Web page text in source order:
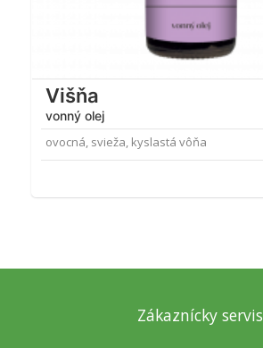
Višňa
vonný olej
ovocná, svieža, kyslastá vôňa
Zákaznícky servis